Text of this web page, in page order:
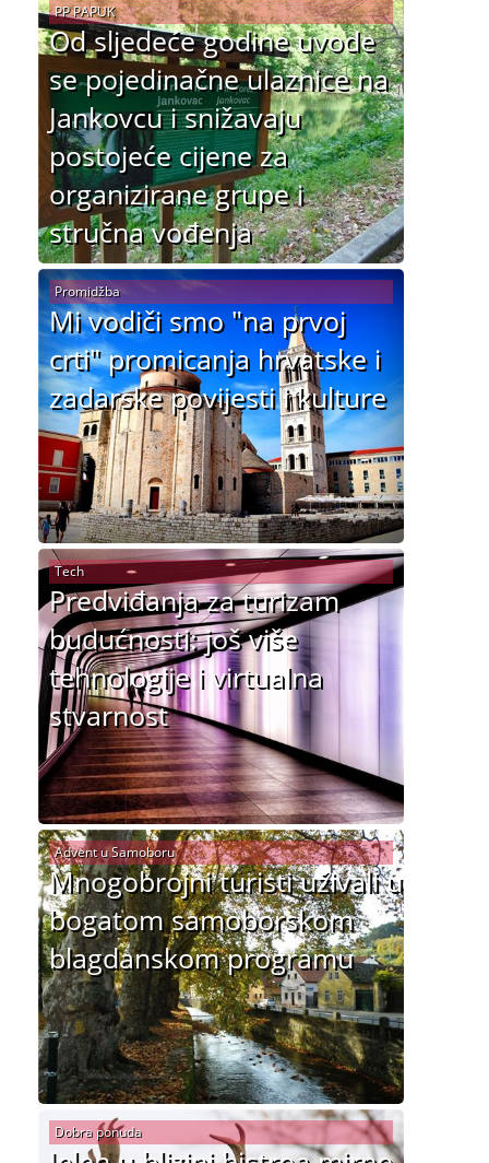
Od sljedeće godine uvode
se pojedinačne ulaznice na
Jankovcu i snižavaju
postojeće cijene za
organizirane grupe i
stručna vođenja
PP PAPUK
Mi vodiči smo "na prvoj
crti" promicanja hrvatske i
zadarske povijesti i kulture
Promidžba
Predviđanja za turizam
budućnosti: još više
tehnologije i virtualna
stvarnost
Tech
Mnogobrojni turisti uživali u
bogatom samoborskom
blagdanskom programu
Advent u Samoboru
Dobra ponuda